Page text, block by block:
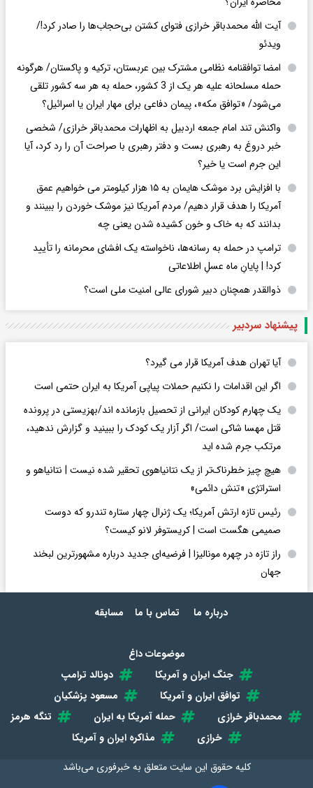
آیت الله محمدباقر خرازی فتوای کشتن بی‌حجاب‌ها را صادر کرد!/
ویدئو
امضا توافقنامه نظامی مشترک بین عربستان، ترکیه و پاکستان/ هرگونه
حمله مسلحانه علیه هر یک از 3 کشور، حمله به هر سه کشور تلقی
می‌شود/ «توافق مکه»، پیمان دفاعی برای مهار ایران یا اسرائیل؟
واکنش تند امام جمعه اردبیل به اظهارات محمدباقر خرازی/ شخصی
خبر دروغ به رهبری بست و دفتر رهبری با صراحت آن را رد کرد، آیا
این جرم است یا خیر؟
با افزایش برد موشک هایمان به ۱۵ هزار کیلومتر می خواهیم عمق
آمریکا را هدف قرار دهیم/ مردم آمریکا نیز موشک خوردن را ببینند و
بدانند که به خاک و خون کشیده شدن یعنی چه
ترامپ در حمله‌ به رسانه‌ها، ناخواسته یک افشای محرمانه را تأیید
کرد! |‌ پایانِ ماه عسلِ اطلاعاتی
ذوالقدر همچنان دبیر شورای ‌عالی امنیت ملی است؟
پیشنهاد سردبیر
آیا تهران هدف آمریکا قرار می گیرد؟
اگر این اقدامات را نکنیم حملات پیاپی آمریکا به ایران حتمی است
یک چهارم کودکان ایرانی از تحصیل بازمانده اند/بهزیستی در پرونده
قتل مهسا شاکی است/ اگر آزار یک کودک را ببینید و گزارش ندهید،
مرتکب جرم شده اید
هیچ چیز خطرناک‌تر از یک نتانیاهوی تحقیر شده نیست | نتانیاهو و
استراتژی «تنش دائمی»
رئیس تازه ارتش آمریکا؛ یک ژنرال چهار ستاره تندرو که دوست
صمیمی هگست است | کریستوفر لانو کیست؟
راز تازه در چهره مونالیزا | فرضیه‌ای جدید درباره مشهورترین لبخند
جهان
درباره ما تماس با ما مسابقه
موضوعات داغ
جنگ ایران و آمریکا
دونالد ترامپ
توافق ایران و آمریکا
مسعود پزشکیان
محمدباقر خرازی
حمله آمریکا به ایران
تنگه هرمز
خرازی
مذاکره ایران و آمریکا
کلیه حقوق این سایت متعلق بهخبرفوری می‌باشد